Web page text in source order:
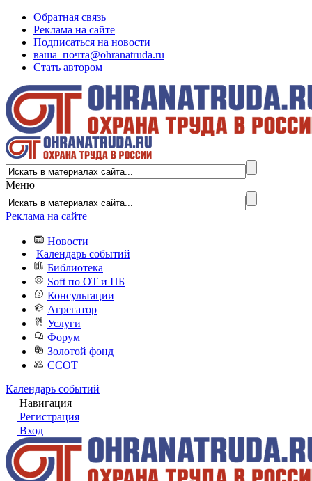
Обратная связь
Реклама на сайте
Подписаться на новости
ваша_почта@ohranatruda.ru
Стать автором
Меню
Реклама на сайте
Новости
Календарь событий
Библиотека
Soft по ОТ и ПБ
Консультации
Агрегатор
Услуги
Форум
Золотой фонд
ССОТ
Календарь событий
Навигация
Регистрация
Вход